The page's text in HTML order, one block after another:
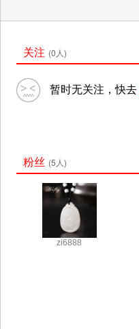
关注 (0人)
暂时无关注，快去
粉丝 (5人)
zi6888